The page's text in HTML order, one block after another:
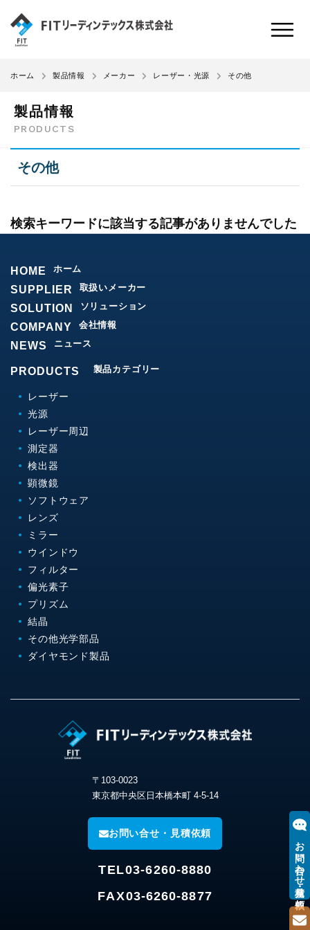
ホーム 製品情報 メーカー レーザー・光源 その他
製品情報
PRODUCTS
その他
検索キーワードに該当する記事がありませんでした
〒103-0023
東京都中央区日本橋本町 4-5-14
お問い合せ・見積依頼
TEL03-6260-8880
FAX03-6260-8877
HOME ホーム
SUPPLIER 取扱いメーカー
SOLUTION ソリューション
COMPANY 会社情報
NEWS ニュース
PRODUCTS 製品カテゴリー
レーザー
光源
レーザー周辺
測定器
検出器
顕微鏡
ソフトウェア
レンズ
ミラー
ウインドウ
フィルター
偏光素子
プリズム
結晶
その他光学部品
ダイヤモンド製品
お問い合わせ・見積り依頼